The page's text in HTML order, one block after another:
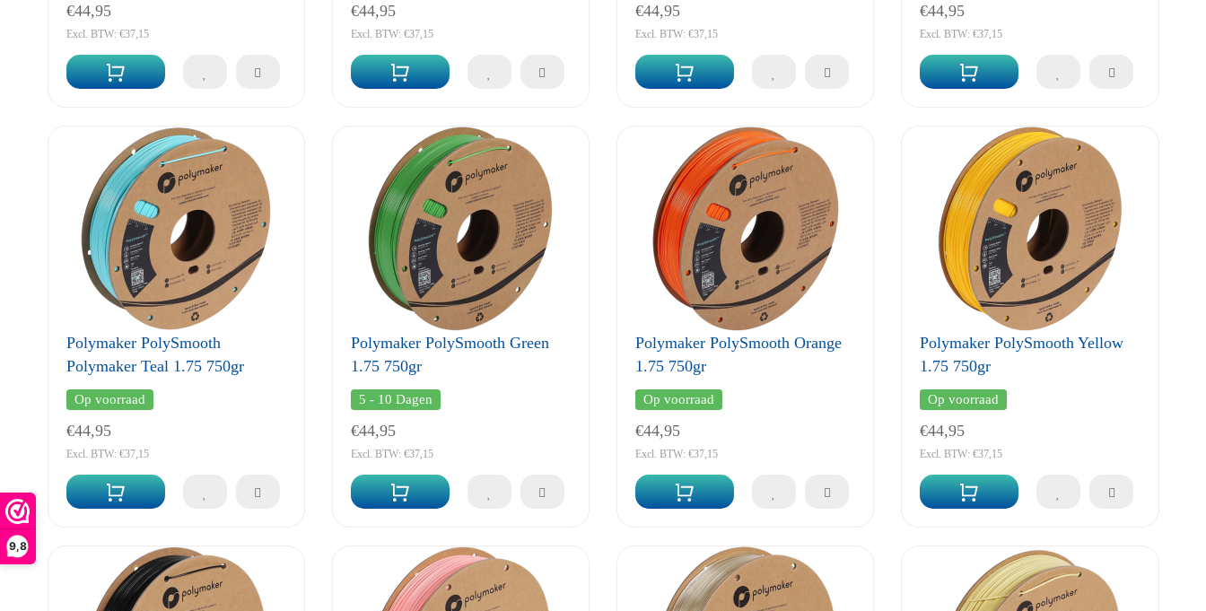
9,8
€44,95
Excl. BTW: €37,15
€44,95
Excl. BTW: €37,15
€44,95
Excl. BTW: €37,15
€44,95
Excl. BTW: €37,15
Polymaker PolySmooth
Polymaker Teal 1.75 750gr
Op voorraad
€44,95
Excl. BTW: €37,15
Polymaker PolySmooth Green
1.75 750gr
5 - 10 Dagen
€44,95
Excl. BTW: €37,15
Polymaker PolySmooth Orange
1.75 750gr
Op voorraad
€44,95
Excl. BTW: €37,15
Polymaker PolySmooth Yellow
1.75 750gr
Op voorraad
€44,95
Excl. BTW: €37,15